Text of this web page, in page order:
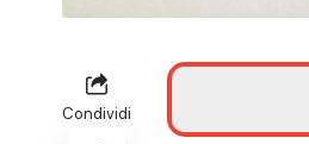
Condividi